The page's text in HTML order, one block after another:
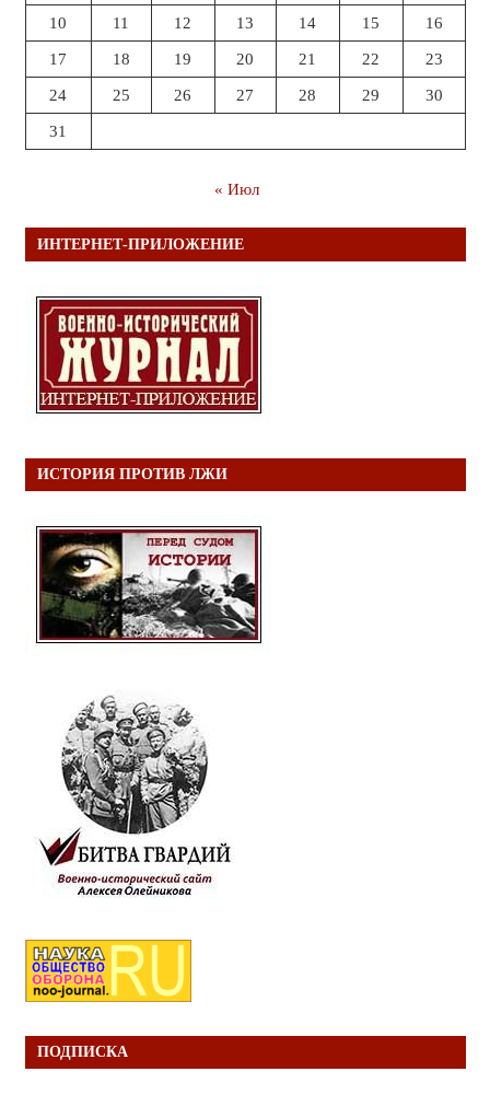
10 11 12 13 14 15 16
17 18 19 20 21 22 23
24 25 26 27 28 29 30
31
« Июл
ИНТЕРНЕТ-ПРИЛОЖЕНИЕ
ИСТОРИЯ ПРОТИВ ЛЖИ
ПОДПИСКА